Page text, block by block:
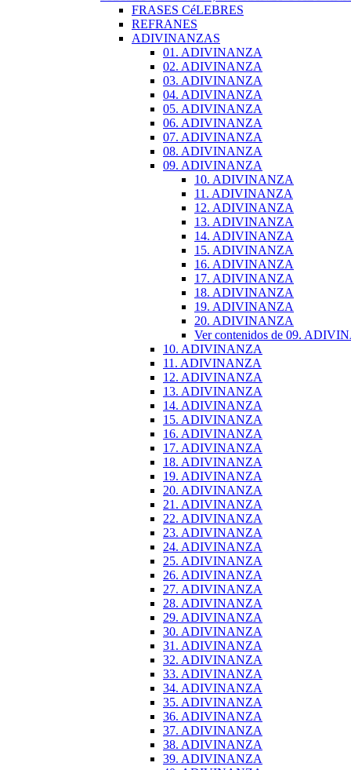
FRASES CéLEBRES
REFRANES
ADIVINANZAS
01. ADIVINANZA
02. ADIVINANZA
03. ADIVINANZA
04. ADIVINANZA
05. ADIVINANZA
06. ADIVINANZA
07. ADIVINANZA
08. ADIVINANZA
09. ADIVINANZA
10. ADIVINANZA
11. ADIVINANZA
12. ADIVINANZA
13. ADIVINANZA
14. ADIVINANZA
15. ADIVINANZA
16. ADIVINANZA
17. ADIVINANZA
18. ADIVINANZA
19. ADIVINANZA
20. ADIVINANZA
Ver contenidos de 09.
10. ADIVINANZA
11. ADIVINANZA
12. ADIVINANZA
13. ADIVINANZA
14. ADIVINANZA
15. ADIVINANZA
16. ADIVINANZA
17. ADIVINANZA
18. ADIVINANZA
19. ADIVINANZA
20. ADIVINANZA
21. ADIVINANZA
22. ADIVINANZA
23. ADIVINANZA
24. ADIVINANZA
25. ADIVINANZA
26. ADIVINANZA
27. ADIVINANZA
28. ADIVINANZA
29. ADIVINANZA
30. ADIVINANZA
31. ADIVINANZA
32. ADIVINANZA
33. ADIVINANZA
34. ADIVINANZA
35. ADIVINANZA
36. ADIVINANZA
37. ADIVINANZA
38. ADIVINANZA
39. ADIVINANZA